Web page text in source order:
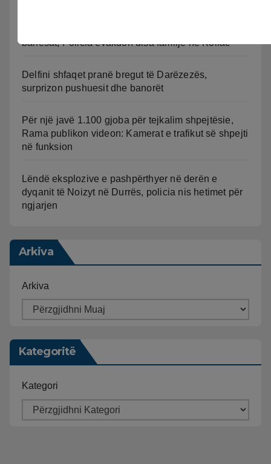
banesat, Policia evakuon disa familje në Koilac
Delfini shfaqet pranë bregut të Darëzezës,
surprizon pushuesit dhe banorët
Për një javë 1.100 gjoba për tejkalim shpejtësie,
Rama publikon videon: Kamerat e trafikut së shpejti
në funksion
Lëndë eksplozive e pashpërthyer në derën e
dyqanit të Noizyt në Durrës, policia nis hetimet për
ngjarjen
Arkiva
Arkiva
Kategoritë
Kategori